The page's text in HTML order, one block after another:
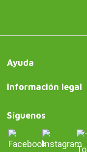
Ayuda
Información legal
Síguenos